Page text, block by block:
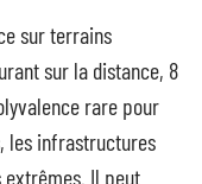
sur terrains
sur la distance, 8
rare pour
les infrastructures
Il peut